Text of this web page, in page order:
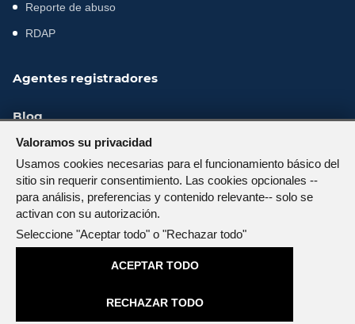
Valoramos su privacidad
Usamos cookies necesarias para el funcionamiento básico del
sitio sin requerir consentimiento. Las cookies opcionales --
para análisis, preferencias y contenido relevante-- solo se
activan con su autorización.
Seleccione "Aceptar todo" o "Rechazar todo"
ACEPTAR TODO
RECHAZAR TODO
Reporte de abuso
RDAP
Agentes registradores
Blog
Servicios GOB/MIL
(02) 4016116 - (+593) 0963871916
atencionalcliente@nic.ec